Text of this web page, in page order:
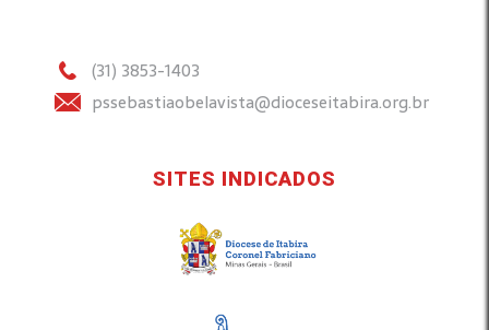
(31) 3853-1403
pssebastiaobelavista@dioceseitabira.org.br
SITES INDICADOS